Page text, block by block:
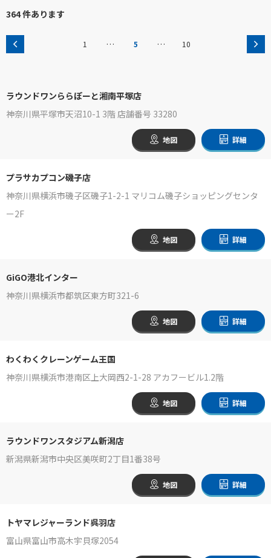
364 件あります
1 … 5 … 10
ラウンドワンららぽーと湘南平塚店
神奈川県平塚市天沼10-1 3階 店舗番号 33280
地図 詳細
プラサカプコン磯子店
神奈川県横浜市磯子区磯子1-2-1 マリコム磯子ショッピングセンタ
ー2F
地図 詳細
GiGO港北インター
神奈川県横浜市都筑区東方町321-6
地図 詳細
わくわくクレーンゲーム王国
神奈川県横浜市港南区上大岡西2-1-28 アカフービル1.2階
地図 詳細
ラウンドワンスタジアム新潟店
新潟県新潟市中央区美咲町2丁目1番38号
地図 詳細
トヤマレジャーランド呉羽店
富山県富山市高木宇貝塚2054